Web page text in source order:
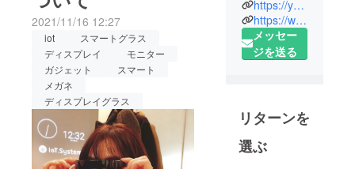
合の感想など、細かくご紹
介いただき、非常にボ
リューミーな内容になって
おります♪他のプロダクトと
異なり、弊社プロダクトは
実際に掛けていただけない
と、『画面の綺麗さ』や
『驚き』が伝わりにくいの
2021/11/16 12:27
iot
スマートグラス
ディスプレイ
モニター
ガジェット
スマート
メガネ
ディスプレイグラス
す。
最新テクノ
ロジーを駆
使した仮想
術、クラウ
ドアプリを
進化させ新
https://youtu.be/oNZO__m2Dxk
https://www.iotsystems.jp/
メッセー
ジを送る
リターンを
選ぶ